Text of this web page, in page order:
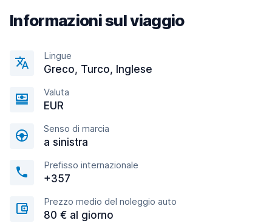
Informazioni sul viaggio
Lingue
Greco, Turco, Inglese
Valuta
EUR
Senso di marcia
a sinistra
Prefisso internazionale
+357
Prezzo medio del noleggio auto
80 € al giorno